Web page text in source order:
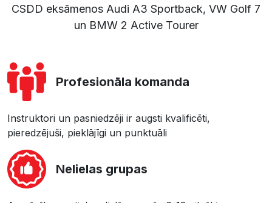
CSDD eksāmenos Audi A3 Sportback, VW Golf 7
un BMW 2 Active Tourer
Profesionāla komanda
Instruktori un pasniedzēji ir augsti kvalificēti,
pieredzējuši, pieklājīgi un punktuāli
Nelielas grupas